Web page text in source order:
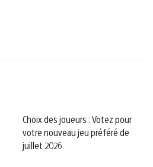
Choix des joueurs : Votez pour
votre nouveau jeu préféré de
juillet 2026